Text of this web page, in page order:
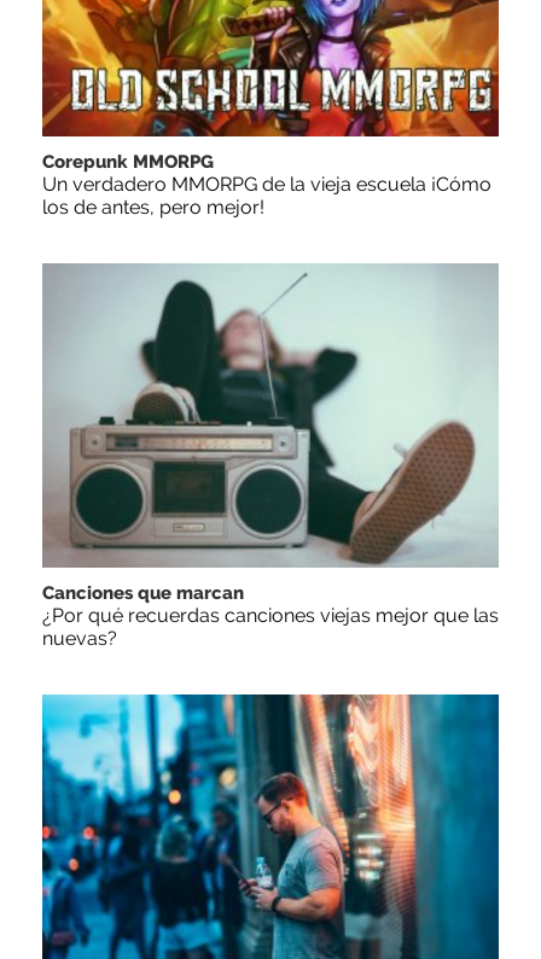
Corepunk MMORPG
Un verdadero MMORPG de la vieja escuela ¡Cómo
los de antes, pero mejor!
Canciones que marcan
¿Por qué recuerdas canciones viejas mejor que las
nuevas?